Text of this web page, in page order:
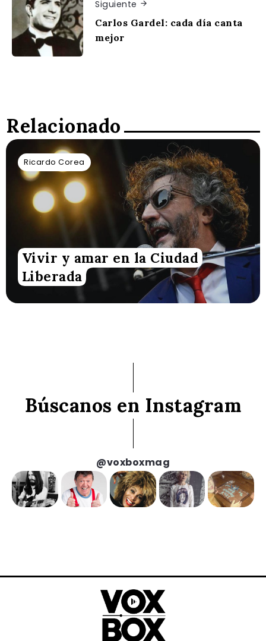
Siguiente
Carlos Gardel: cada día canta
mejor
Relacionado
Ricardo Corea
Vivir y amar en la Ciudad
Liberada
Búscanos en Instagram
@voxboxmag